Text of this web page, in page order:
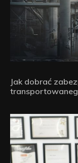
Jak dobrać